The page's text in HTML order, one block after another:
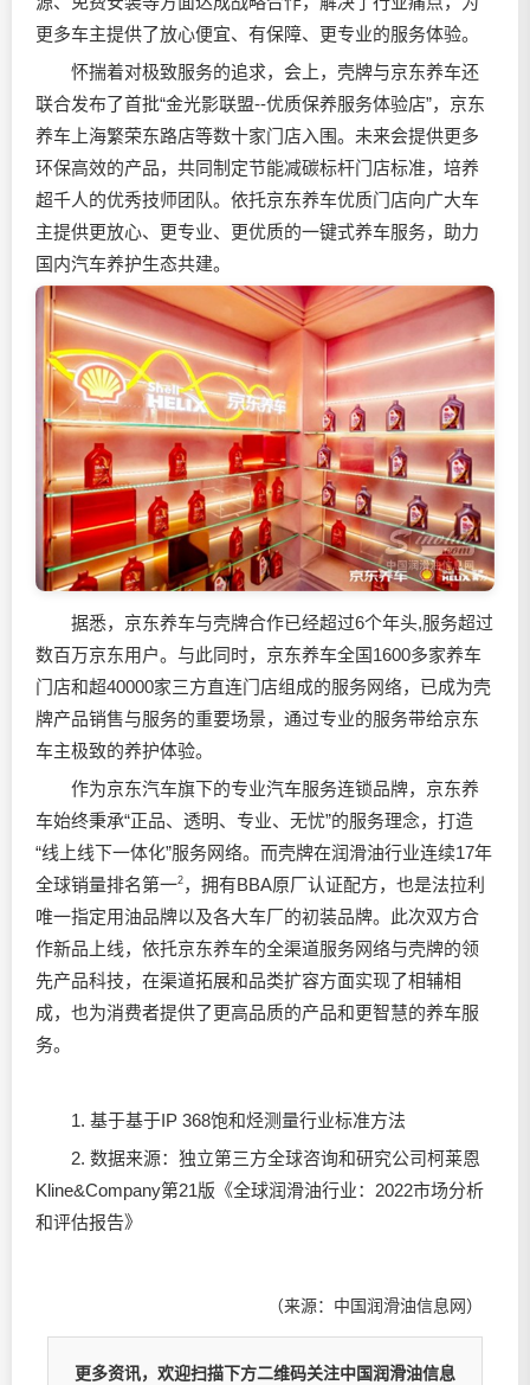
更多车主提供了放心便宜、有保障、更专业的服务体验。
怀揣着对极致服务的追求，会上，壳牌与京东养车还
联合发布了首批“金光影联盟--优质保养服务体验店”，京东
养车上海繁荣东路店等数十家门店入围。未来会提供更多
环保高效的产品，共同制定节能减碳标杆门店标准，培养
超千人的优秀技师团队。依托京东养车优质门店向广大车
主提供更放心、更专业、更优质的一键式养车服务，助力
国内汽车养护生态共建。
据悉，京东养车与壳牌合作已经超过6个年头,服务超过
数百万京东用户。与此同时，京东养车全国1600多家养车
门店和超40000家三方直连门店组成的服务网络，已成为壳
牌产品销售与服务的重要场景，通过专业的服务带给京东
车主极致的养护体验。
作为京东汽车旗下的专业汽车服务连锁品牌，京东养
车始终秉承“正品、透明、专业、无忧”的服务理念，打造
“线上线下一体化”服务网络。而壳牌在润滑油行业连续17年
全球销量排名第一2 ，拥有BBA原厂认证配方，也是法拉利
唯一指定用油品牌以及各大车厂的初装品牌。此次双方合
作新品上线，依托京东养车的全渠道服务网络与壳牌的领
先产品科技，在渠道拓展和品类扩容方面实现了相辅相
成，也为消费者提供了更高品质的产品和更智慧的养车服
务。
1. 基于基于IP 368饱和烃测量行业标准方法
2. 数据来源：独立第三方全球咨询和研究公司柯莱恩
Kline&Company第21版《全球润滑油行业：2022市场分析
和评估报告》
（来源：中国润滑油信息网）
更多资讯，欢迎扫描下方二维码关注中国润滑油信息